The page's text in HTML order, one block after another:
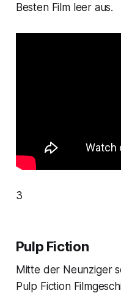
Besten Filmleer aus.
3
Pulp Fiction
Mitte der Neunziger
Pulp Fiction